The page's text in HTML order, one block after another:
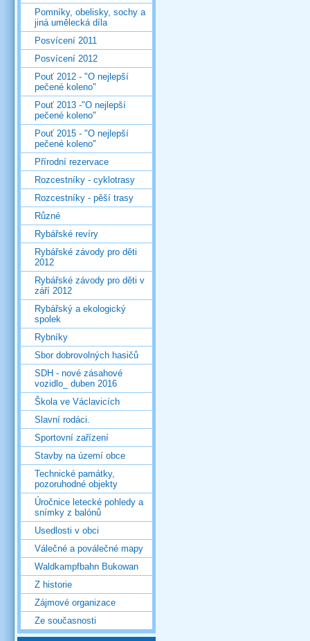
Pomníky, obelisky, sochy a
jiná umělecká díla
Posvícení 2011
Posvícení 2012
Pouť 2012 - "O nejlepší
pečené koleno"
Pouť 2013 -"O nejlepší
pečené koleno"
Pouť 2015 - "O nejlepší
pečené koleno"
Přírodní rezervace
Rozcestníky - cyklotrasy
Rozcestníky - pěší trasy
Různé
Rybářské revíry
Rybářské závody pro děti
2012
Rybářské závody pro děti v
září 2012
Rybářský a ekologický
spolek
Rybníky
Sbor dobrovolných hasičů
SDH - nové zásahové
vozidlo_ duben 2016
Škola ve Václavicích
Slavní rodáci.
Sportovní zařízení
Stavby na území obce
Technické památky,
pozoruhodné objekty
Úročnice letecké pohledy a
snímky z balónů
Usedlosti v obci
Válečné a poválečné mapy
Waldkampfbahn Bukowan
Z historie
Zájmové organizace
Ze současnosti